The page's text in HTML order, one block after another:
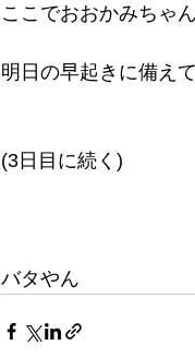
ここでおおかみちゃ
明日の早起きに備え
(3日目に続く)
バタやん